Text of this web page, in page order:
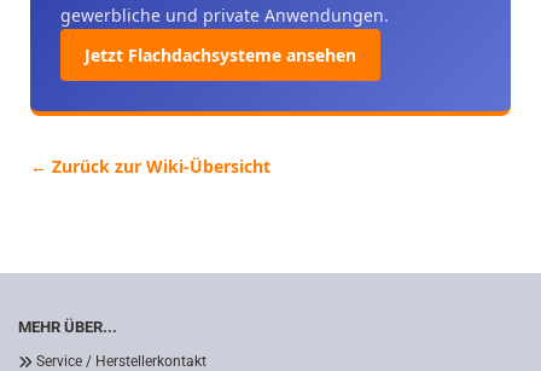
gewerbliche und private Anwendungen.
Jetzt Flachdachsysteme ansehen
← Zurück zur Wiki-Übersicht
MEHR ÜBER...
Service / Herstellerkontakt